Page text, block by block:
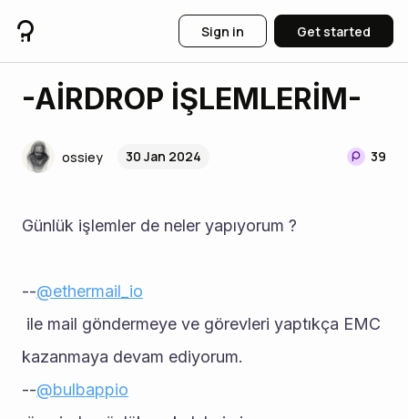
Sign in Get started
-AİRDROP İŞLEMLERİM-
ossiey 30 Jan 2024 39
Günlük işlemler de neler yapıyorum ?
--@ethermail_io
kazanmaya devam ediyorum.
--@bulbappio